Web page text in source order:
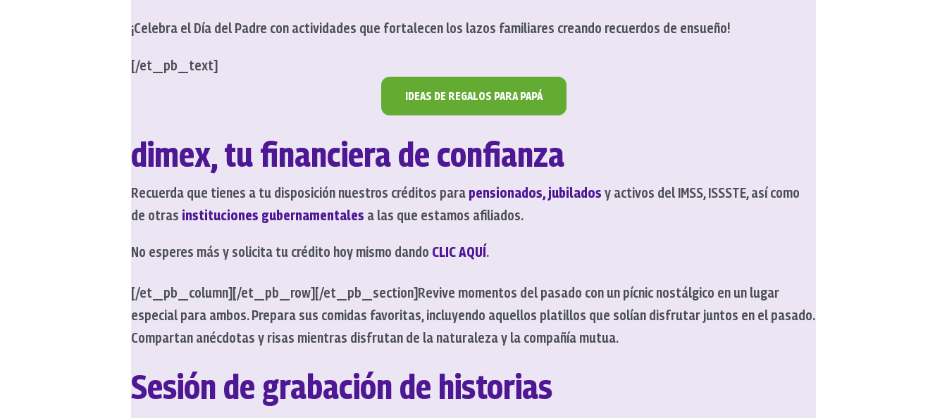
¡Celebra el Día del Padre con actividades que fortalecen los lazos familiares creando recuerdos de ensueño!
[/et_pb_text]
IDEAS DE REGALOS PARA PAPÁ
dimex, tu financiera de confianza
Recuerda que tienes a tu disposición nuestros créditos para pensionados, jubilados y activos del IMSS, ISSSTE, así como
de otras instituciones gubernamentales a las que estamos afiliados.
No esperes más y solicita tu crédito hoy mismo dando CLIC AQUÍ.
[/et_pb_column][/et_pb_row][/et_pb_section]Revive momentos del pasado con un pícnic nostálgico en un lugar
especial para ambos. Prepara sus comidas favoritas, incluyendo aquellos platillos que solían disfrutar juntos en el pasado.
Compartan anécdotas y risas mientras disfrutan de la naturaleza y la compañía mutua.
Sesión de grabación de historias